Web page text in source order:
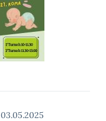
03.05.2025